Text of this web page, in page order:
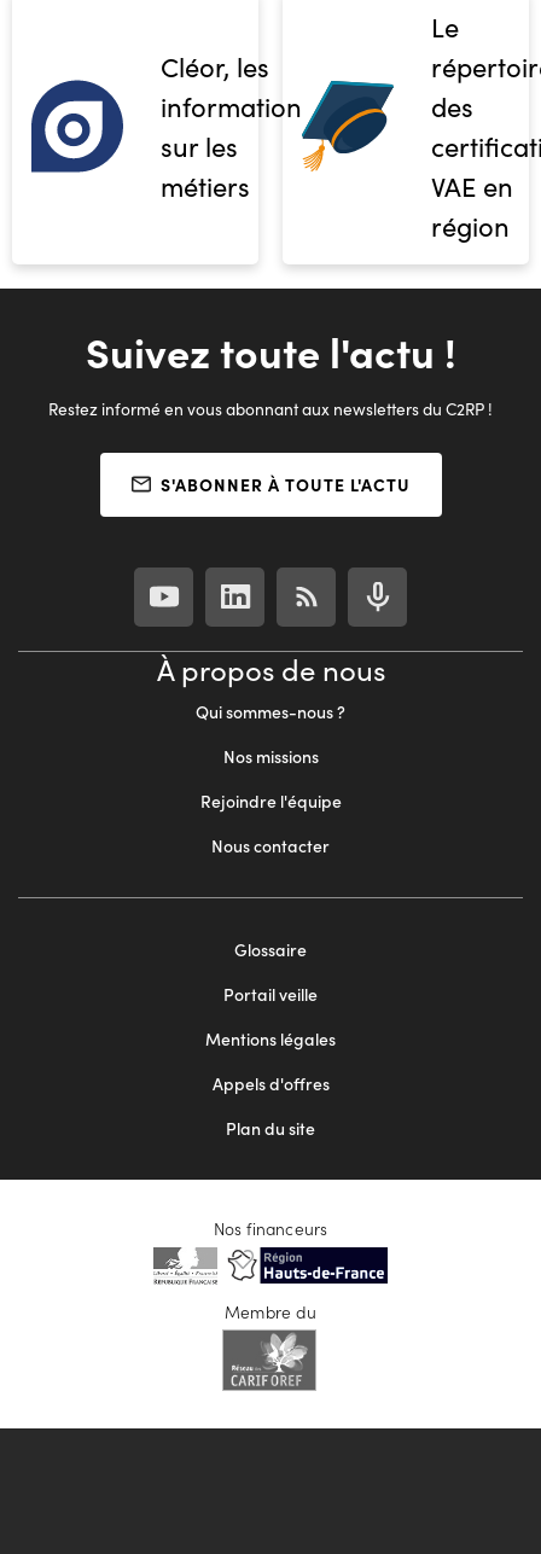
Cléor, les
informations
sur les
métiers
Le
des
VAE en
région
Suivez toute l'actu !
Restez informé en vous abonnant aux newsletters du C2RP !
S'ABONNER À TOUTE L'ACTU
À propos de nous
Qui sommes-nous ?
Nos missions
Rejoindre l'équipe
Nous contacter
Glossaire
Portail veille
Mentions légales
Appels d'offres
Plan du site
Nos financeurs
Membre du